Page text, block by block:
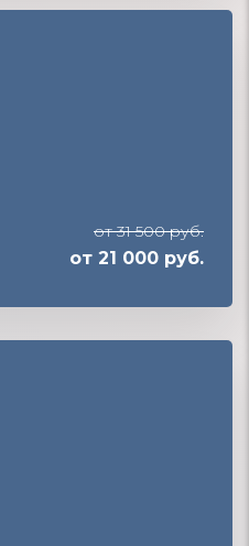
от 31 500 руб.
от 21 000 руб.